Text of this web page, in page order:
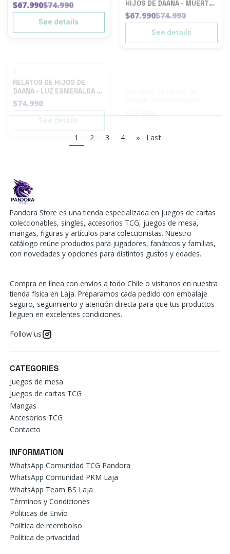
See details See details
Not available
|
See details
Not available
RELATOS DE HIJOS DE
1 2 3 4 » Last
Pandora Store es una tienda especializada en juegos de cartas
coleccionables, singles, accesorios TCG, juegos de mesa,
mangas, figuras y artículos para coleccionistas. Nuestro
catálogo reúne productos para jugadores, fanáticos y familias,
con novedades y opciones para distintos gustos y edades.
Compra en línea con envíos a todo Chile o visítanos en nuestra
tienda física en Laja. Preparamos cada pedido con embalaje
seguro, seguimiento y atención directa para que tus productos
lleguen en excelentes condiciones.
Follow us
CATEGORIES
Juegos de mesa
Juegos de cartas TCG
Mangas
Accesorios TCG
Contacto
INFORMATION
WhatsApp Comunidad TCG Pandora
WhatsApp Comunidad PKM Laja
WhatsApp Team BS Laja
Términos y Condiciones
Politicas de Envío
Política de reembolso
Política de privacidad